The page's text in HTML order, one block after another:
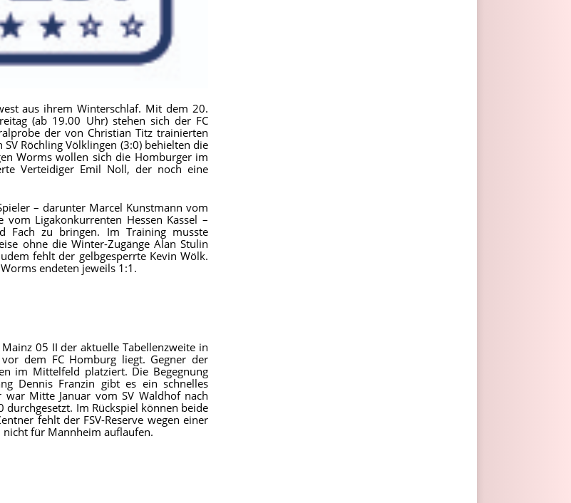
aus ihrem Winterschlaf. Mit dem 20.
(ab 19.00 Uhr) stehen sich der FC
der von Christian Titz trainierten
Röchling Völklingen (3:0) behielten die
Worms wollen sich die Homburger im
Verteidiger Emil Noll, der noch eine
– darunter Marcel Kunstmann vom
Ligakonkurrenten Hessen Kassel –
Fach zu bringen. Im Training musste
ohne die Winter-Zugänge Alan Stulin
fehlt der gelbgesperrte Kevin Wölk.
endeten jeweils 1:1.
05 II der aktuelle Tabellenzweite in
dem FC Homburg liegt. Gegner der
im Mittelfeld platziert. Die Begegnung
Dennis Franzin gibt es ein schnelles
Mitte Januar vom SV Waldhof nach
durchgesetzt. Im Rückspiel können beide
fehlt der FSV-Reserve wegen einer
nicht für Mannheim auflaufen.